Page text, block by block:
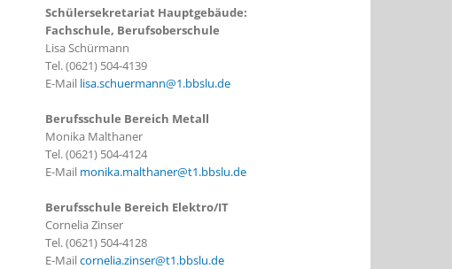
Schülersekretariat Hauptgebäude:
Fachschule, Berufsoberschule
Lisa Schürmann
Tel. (0621) 504-4139
E-Mail lisa.schuermann@1.bbslu.de
Berufsschule Bereich Metall
Monika Malthaner
Tel. (0621) 504-4124
E-Mail monika.malthaner@t1.bbslu.de
Berufsschule Bereich Elektro/IT
Cornelia Zinser
Tel. (0621) 504-4128
E-Mailcornelia.zinser@t1.bbslu.de